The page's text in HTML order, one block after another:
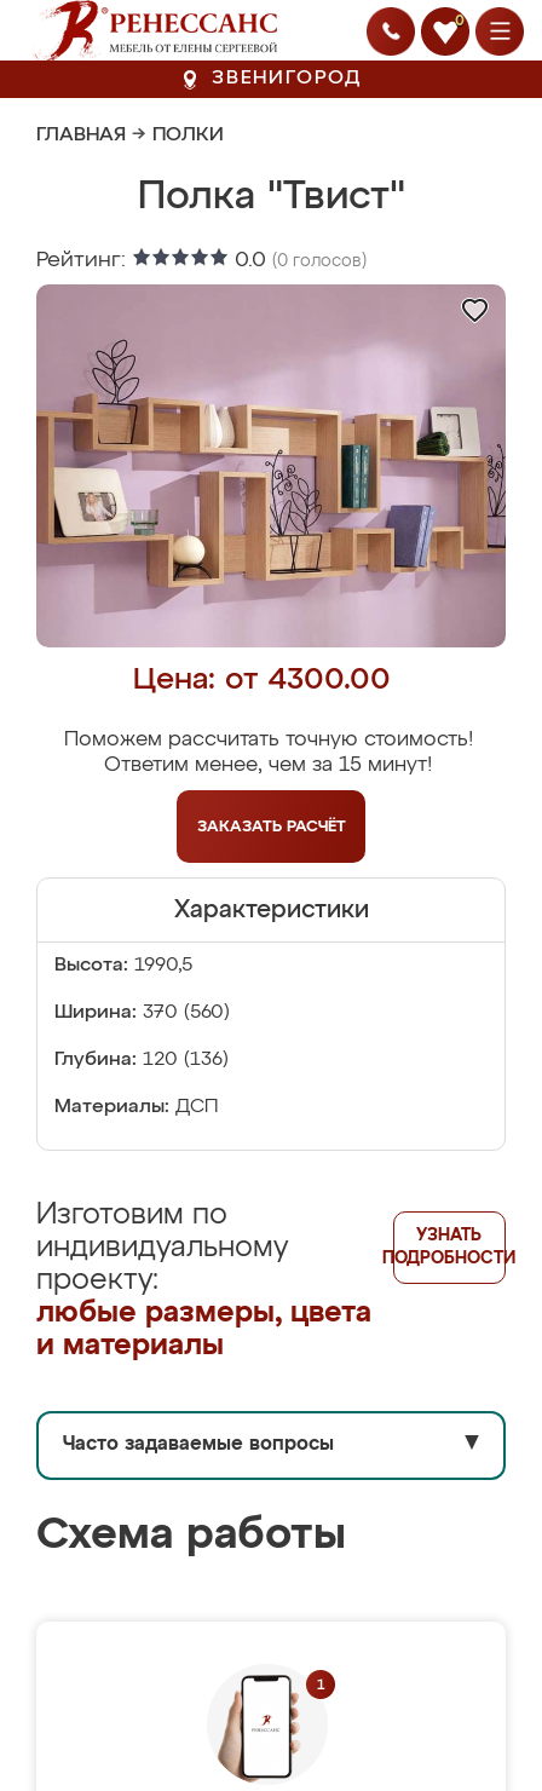
0
ЗВЕНИГОРОД
ГЛАВНАЯ → ПОЛКИ
Полка "Твист"
Рейтинг: 0.0 (0 голосов)
Цена: от 4300.00
Поможем рассчитать точную стоимость!
Ответим менее, чем за 15 минут!
ЗАКАЗАТЬ РАСЧЁТ
Характеристики
Высота: 1990,5
Ширина: 370 (560)
Глубина: 120 (136)
Материалы: ДСП
Изготовим по
индивидуальному
проекту:
любые размеры, цвета
и материалы
УЗНАТЬ
ПОДРОБНОСТИ
Часто задаваемые вопросы ▼
Схема работы